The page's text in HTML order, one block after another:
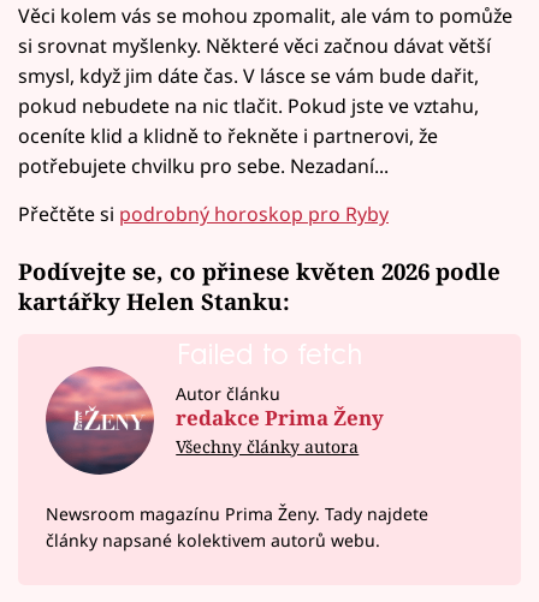
Věci kolem vás se mohou zpomalit, ale vám to pomůže
si srovnat myšlenky. Některé věci začnou dávat větší
smysl, když jim dáte čas. V lásce se vám bude dařit,
pokud nebudete na nic tlačit. Pokud jste ve vztahu,
oceníte klid a klidně to řekněte i partnerovi, že
potřebujete chvilku pro sebe. Nezadaní...
Přečtěte si podrobný horoskop pro Ryby
Podívejte se, co přinese květen 2026 podle
kartářky Helen Stanku:
Failed to fetch
Autor článku
redakce Prima Ženy
Všechny články autora
Newsroom magazínu Prima Ženy. Tady najdete
články napsané kolektivem autorů webu.